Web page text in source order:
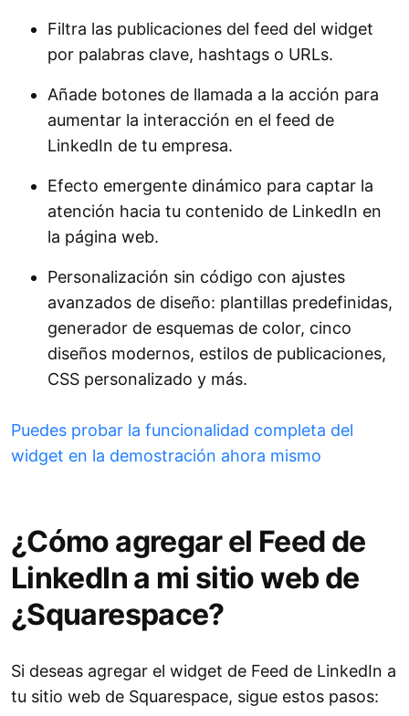
Temporizador de cuenta regresiva
Filtra las publicaciones del feed del widget
por palabras clave, hashtags o URLs.
Añade botones de llamada a la acción para
aumentar la interacción en el feed de
LinkedIn de tu empresa.
Efecto emergente dinámico para captar la
atención hacia tu contenido de LinkedIn en
la página web.
Personalización sin código con ajustes
avanzados de diseño: plantillas predefinidas,
generador de esquemas de color, cinco
diseños modernos, estilos de publicaciones,
CSS personalizado y más.
Puedes probar la funcionalidad completa del
widget en la demostración ahora mismo
¿Cómo agregar el Feed de
LinkedIn a mi sitio web de
¿Squarespace?
Si deseas agregar el widget de Feed de LinkedIn a
tu sitio web de Squarespace, sigue estos pasos: